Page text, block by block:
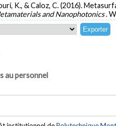
K., & Caloz, C. (2016).
and Nanophotonics.
au personnel